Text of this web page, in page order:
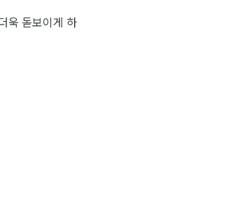
욱 돋보이게 하